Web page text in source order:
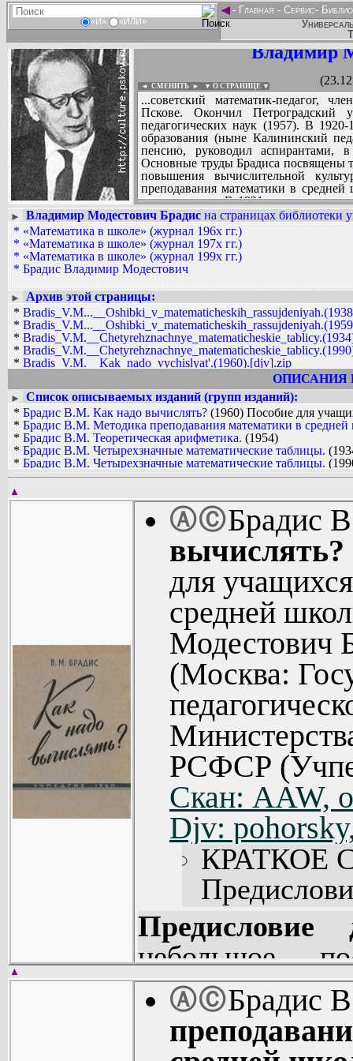
«И» «ИЛИ»
◄- Главная - Сервис-
Владимир
◄ СМЕНИТЬ ► ▼ О СТРАНИЦЕ ▼
...советский математик-педагог,
Пскове. Окончил Петроградский
педагогических наук (1957). В
образования (ныне Калининский
пенсию, руководил аспирантами, в
Основные труды Брадиса посвящены
повышения вычислительной
преподавания математики в средней
другие языки. В 1921 г. впервые
натуральных тригонометрических
Медаль им. К.Д. Ушинского.
Вадим Ершов...
...
СПИСОК НЕКОТОРЫХ
► Владимир Модестович Брадис на страницах библиотеки
* «Математика в школе» (журнал 196x гг.)
* «Математика в школе» (журнал 197x гг.)
* «Математика в школе» (журнал 199x гг.)
* Брадис Владимир Модестович
►
Архив этой страницы:
*
*
*
*
* Bradis_V.M.__Kak_nado_vychislyat'.(1960).[djv].zip
*Bradis_V.M.__Teoreticheskaya_arifmetika.(1954).[djv].zip
ОПИСАНИЯ
►
Список описываемых изданий (групп изданий):
* Брадис В.М. Как надо вычислять? (1960) Пособие для
* Брадис В.М. Методика преподавания математики в средней
* Брадис В.М. Теоретическая арифметика. (1954)
* Брадис В.М. Четырехзначные математические таблицы.
* Брадис В.М. Четырехзначные математические таблицы.
*Брадис В.М... Ошибки в математических рассуждениях.
*
▲
ⒶⒸБрадис
вычислять?
для
средней
Модестович
(Москва:
РСФСР
Скан: AAW,
Djv:
КРАТКОЕ
§1.
§2.
§3. О
чисел (11).
Предисловие
небольшое
собой
книги,
заглавием
▲
ⒶⒸБрадис